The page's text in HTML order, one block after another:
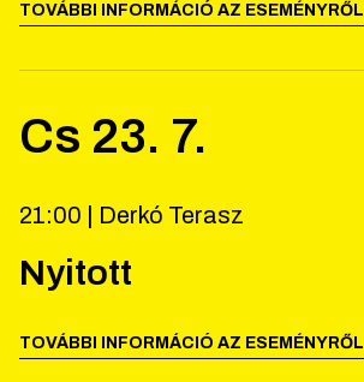
TOVÁBBI INFORMÁCIÓ AZ ESEMÉNYRŐL
Cs 23. 7.
21:00 | Derkó Terasz
Nyitott
TOVÁBBI INFORMÁCIÓ AZ ESEMÉNYRŐL